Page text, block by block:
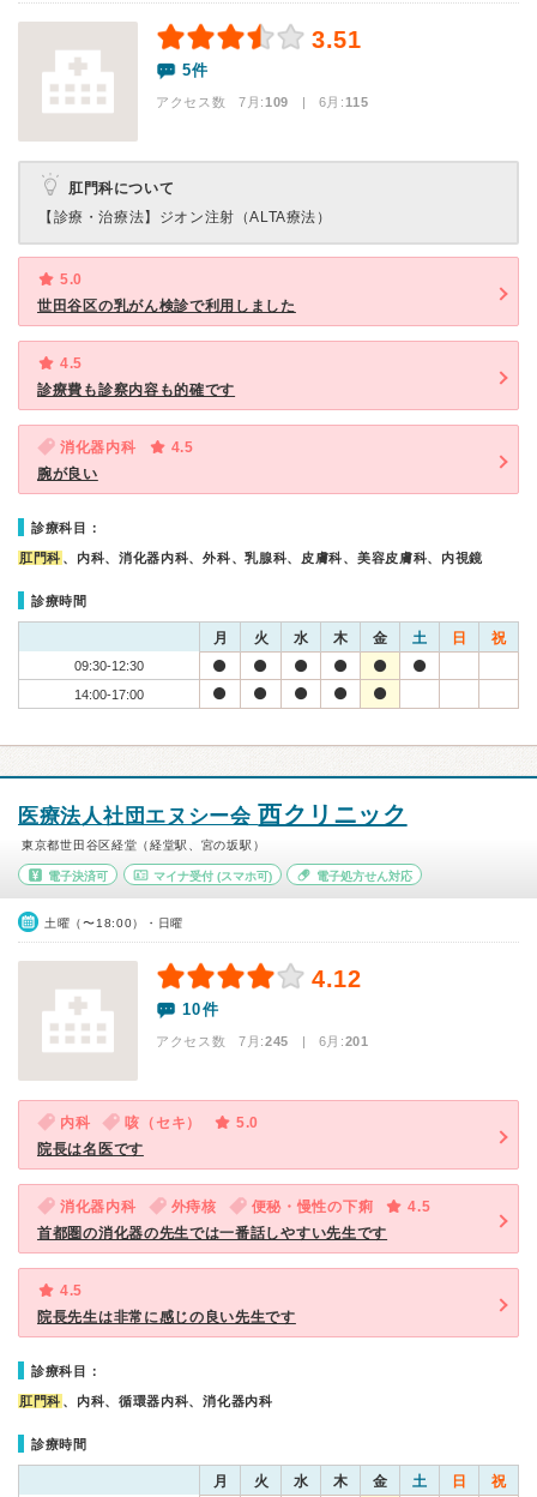
3.51
5件
アクセス数 7月:109 | 6月:115
肛門科について
【診療・治療法】 ジオン注射（ALTA療法）
5.0
世田谷区の乳がん検診で利用しました
4.5
診療費も診察内容も的確です
消化器内科
4.5
腕が良い
診療科目：
肛門科 、内科、消化器内科、外科、乳腺科、皮膚科、美容皮膚科、内視鏡
診療時間
月 火 水 木 金 土 日 祝
09:30-12:30
14:00-17:00
医療法人社団エヌシー会 西クリニック
東京都世田谷区経堂（経堂駅、宮の坂駅）
電子決済可 マイナ受付(スマホ可) 電子処方せん対応
土曜（〜18:00）・日曜
4.12
10件
アクセス数 7月:245 | 6月:201
内科 咳（セキ）
5.0
院長は名医です
消化器内科 外痔核 便秘・慢性の下痢
4.5
首都圏の消化器の先生では一番話しやすい先生です
4.5
院長先生は非常に感じの良い先生です
診療科目：
肛門科 、内科、循環器内科、消化器内科
診療時間
月 火 水 木 金 土 日 祝